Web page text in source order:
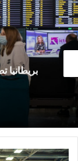
بريطانيا
جونسون: